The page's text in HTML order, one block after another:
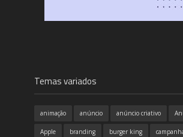
Temas variados
animação anúncio anúncio criativo
Apple branding burger king